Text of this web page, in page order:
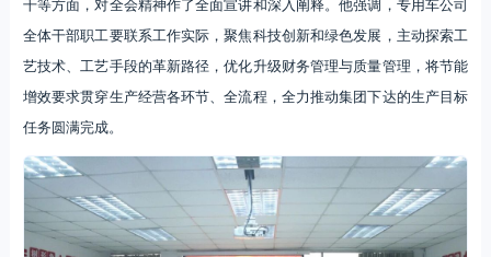
全体干部职工要联系工作实际，聚焦科技创新和绿色发展，主动探索工
艺技术、工艺手段的革新路径，优化升级财务管理与质量管理，将节能
增效要求贯穿生产经营各环节、全流程，全力推动集团下达的生产目标
任务圆满完成。